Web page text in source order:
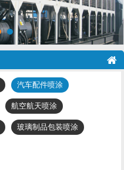
汽车配件喷涂
航空航天喷涂
玻璃制品包装喷涂